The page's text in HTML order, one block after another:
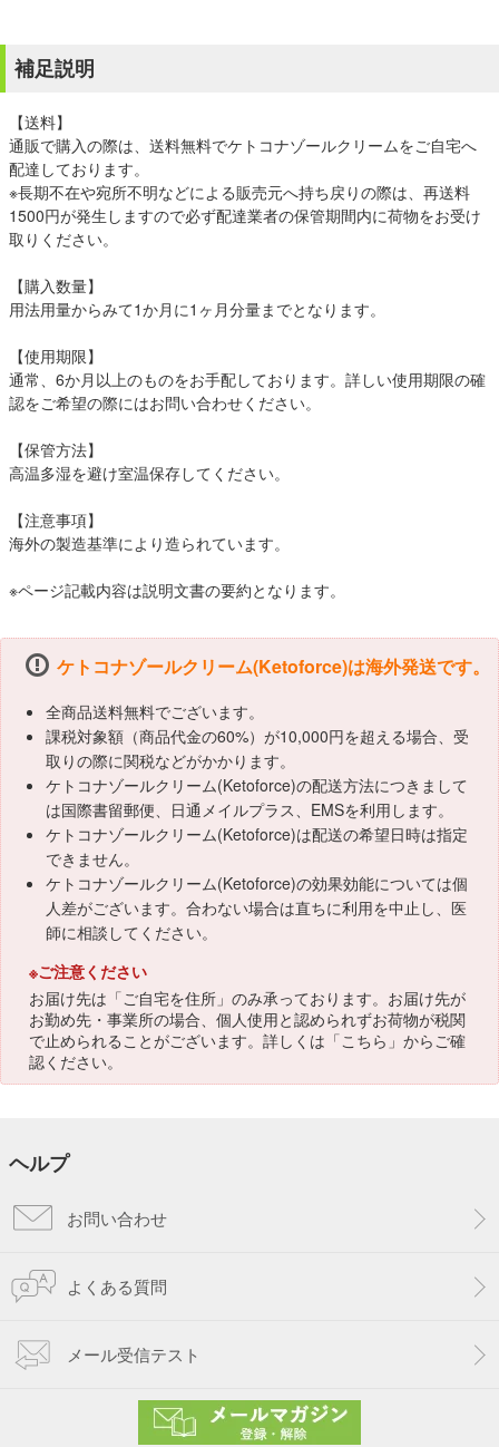
補足説明
【送料】
通販で購入の際は、送料無料でケトコナゾールクリームをご自宅へ
配達しております。
※長期不在や宛所不明などによる販売元へ持ち戻りの際は、再送料
1500円が発生しますので必ず配達業者の保管期間内に荷物をお受け
取りください。
【購入数量】
用法用量からみて1か月に1ヶ月分量までとなります。
【使用期限】
通常、6か月以上のものをお手配しております。詳しい使用期限の確
認をご希望の際にはお問い合わせください。
【保管方法】
高温多湿を避け室温保存してください。
【注意事項】
海外の製造基準により造られています。
※ページ記載内容は説明文書の要約となります。
ケトコナゾールクリーム(Ketoforce)は海外発送です。
全商品送料無料でございます。
課税対象額（商品代金の60%）が10,000円を超える場合、受
取りの際に関税などがかかります。
ケトコナゾールクリーム(Ketoforce)の配送方法につきまして
は国際書留郵便、日通メイルプラス、EMSを利用します。
ケトコナゾールクリーム(Ketoforce)は配送の希望日時は指定
できません。
ケトコナゾールクリーム(Ketoforce)の効果効能については個
人差がございます。合わない場合は直ちに利用を中止し、医
師に相談してください。
※ご注意ください
お届け先は「ご自宅を住所」のみ承っております。お届け先が
お勤め先・事業所の場合、個人使用と認められずお荷物が税関
で止められることがございます。詳しくは「こちら 」からご確
認ください。
ヘルプ
お問い合わせ
よくある質問
メール受信テスト